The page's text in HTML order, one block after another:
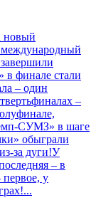
новый
финале стали
– один
–
СУМЗ» в шаге
обыграли
за дуги!У
– в
у
...